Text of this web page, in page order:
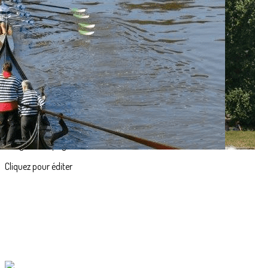
Menu
<
>
Accueil
Actualités
L'aviron en images
?>
Images de la page d'accueil
Cliquez pour éditer